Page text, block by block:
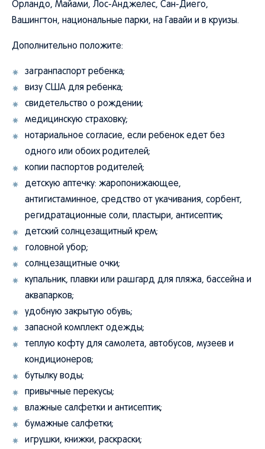
Орландо, Майами, Лос-Анджелес, Сан-Диего,
Вашингтон, национальные парки, на Гавайи и в круизы.
Дополнительно положите:
загранпаспорт ребенка;
визу США для ребенка;
свидетельство о рождении;
медицинскую страховку;
нотариальное согласие, если ребенок едет без
одного или обоих родителей;
копии паспортов родителей;
детскую аптечку: жаропонижающее,
антигистаминное, средство от укачивания, сорбент,
регидратационные соли, пластыри, антисептик;
детский солнцезащитный крем;
головной убор;
солнцезащитные очки;
купальник, плавки или рашгард для пляжа, бассейна и
аквапарков;
удобную закрытую обувь;
запасной комплект одежды;
теплую кофту для самолета, автобусов, музеев и
кондиционеров;
бутылку воды;
привычные перекусы;
влажные салфетки и антисептик;
бумажные салфетки;
игрушки, книжки, раскраски;